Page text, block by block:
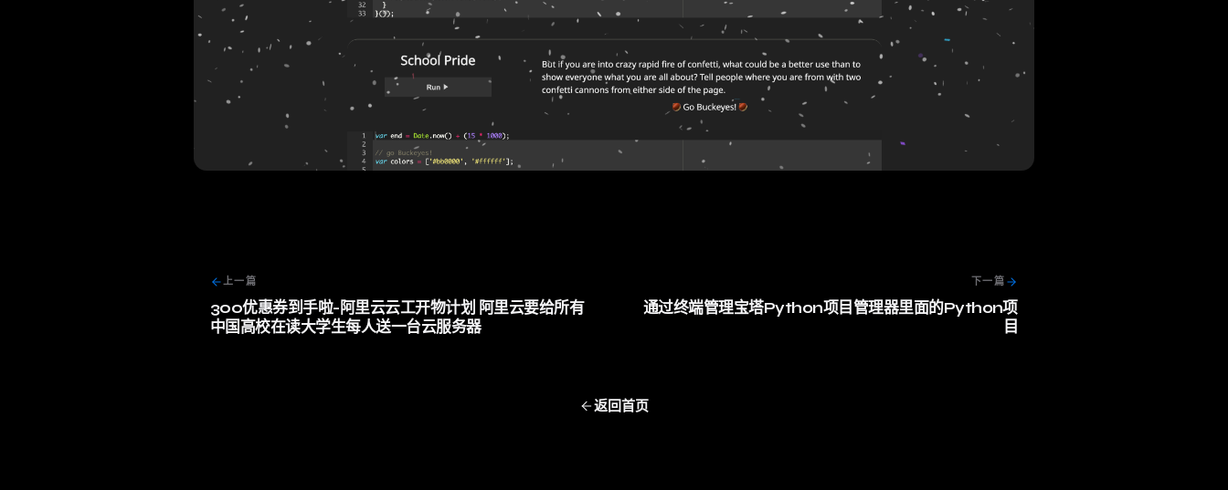
上一篇
300优惠券到手啦-阿里云云工开物计划 阿里云要给所有
中国高校在读大学生每人送一台云服务器
下一篇
通过终端管理宝塔Python项目管理器里面的Python项
目
返回首页